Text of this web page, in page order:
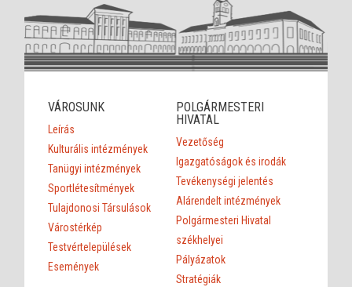
VÁROSUNK
Leírás
Kulturális intézmények
Tanügyi intézmények
Sportlétesítmények
Tulajdonosi Társulások
Várostérkép
Testvértelepülések
Események
POLGÁRMESTERI
HIVATAL
Vezetőség
Igazgatóságok és irodák
Tevékenységi jelentés
Alárendelt intézmények
Polgármesteri Hivatal
székhelyei
Pályázatok
Stratégiák